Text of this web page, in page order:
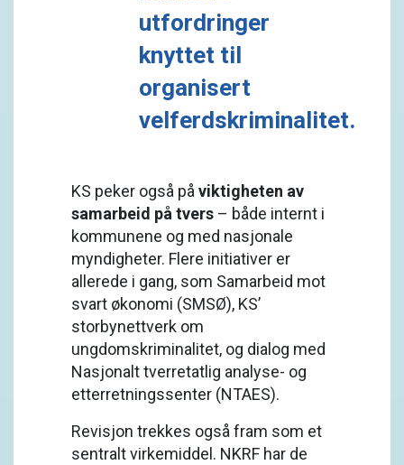
utfordringer
knyttet til
organisert
velferdskriminalitet.
KS peker også påviktigheten av
samarbeid på tvers – både internt i
kommunene og med nasjonale
myndigheter. Flere initiativer er
allerede i gang, som Samarbeid mot
svart økonomi (SMSØ), KS’
storbynettverk om
ungdomskriminalitet, og dialog med
Nasjonalt tverretatlig analyse- og
etterretningssenter (NTAES).
Revisjon trekkes også fram som et
sentralt virkemiddel. NKRF har de